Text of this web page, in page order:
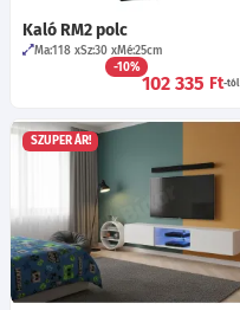
Kaló RM2 polc
Ma:118 Sz:30 Mé:25cm
-10%
102 335 Ft-tól
SZUPER ÁR!